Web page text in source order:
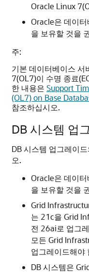
Oracle Linux
Oracle은 데이
을 보유할 것을
주:
기본 데이터베이스
7(OL7)이 수명 종료
한 내용은 Support
(OL7) on Base
참조하십시오.
DB 시스템 업
DB 시스템 업그레이
오.
Oracle은 데이
을 보유할 것을
Grid
는 21c을 Grid
전 26ai로 업그
모든 Grid
업그레이드해야
DB 시스템은